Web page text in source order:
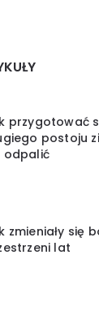
przygotować
postoju
odpalić
zmieniały się
lat